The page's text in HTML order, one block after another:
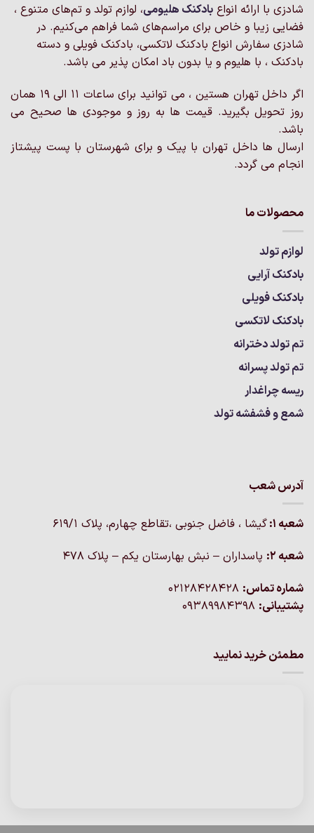
باشد.
گزینه
ها
ممکن
است
صفحه
محصول
شوند
شادزی با ارائه انواع بادکنک‌ هلیومی، لوازم تولد و تم‌های متنوع ،
فضایی زیبا و خاص برای مراسم‌های شما فراهم می‌کنیم. در
شادزی سفارش انواع بادکنک لاتکسی، بادکنک فویلی و دسته
بادکنک ، با هلیوم و یا بدون باد امکان پذیر می باشد.
اگر داخل تهران هستین ، می توانید برای ساعات 11 الی 19 همان
روز تحویل بگیرید. قیمت ها به روز و موجودی ها صحیح می
باشد.
ارسال ها داخل تهران با پیک و برای شهرستان با پست پیشتاز
انجام می گردد.
محصولات ما
لوازم تولد
بادکنک آرایی
بادکنک فویلی
بادکنک لاتکسی
تم تولد دخترانه
تم تولد پسرانه
ریسه چراغدار
شمع و فشفشه تولد
آدرس شعب
شعبه 1:
گيشا ، فاضل جنوبی ،تقاطع چهارم، پلاک 619/1
شعبه 2:
پاسداران – نبش بهارستان یکم – پلاک ۴۷۸
شماره تماس:
پشتیبانی:
مطمئن خرید نمایید